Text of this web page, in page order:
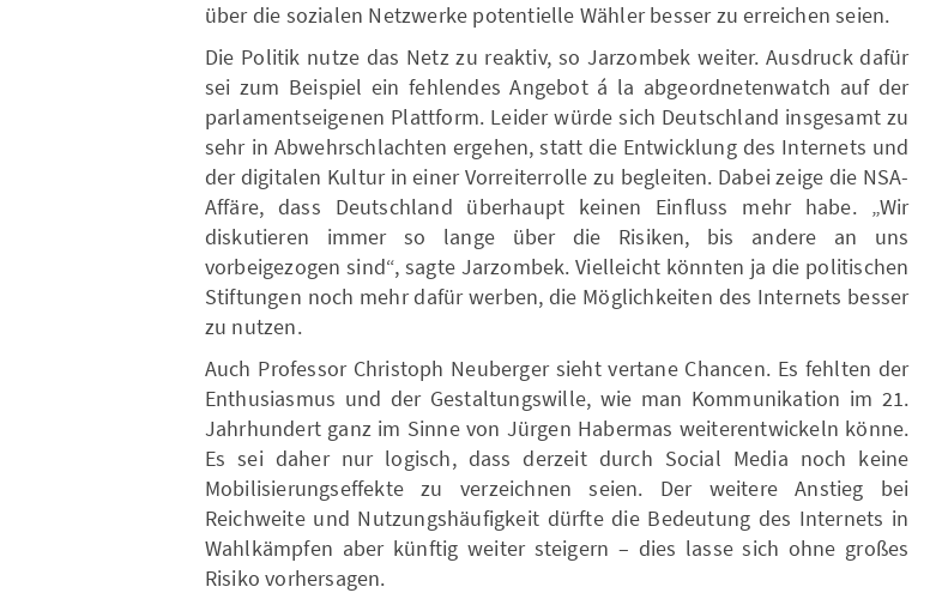
über die sozialen Netzwerke potentielle Wähler besser zu erreichen seien.
Die Politik nutze das Netz zu reaktiv, so Jarzombek weiter. Ausdruck dafür
sei zum Beispiel ein fehlendes Angebot á la abgeordnetenwatch auf der
parlamentseigenen Plattform. Leider würde sich Deutschland insgesamt zu
sehr in Abwehrschlachten ergehen, statt die Entwicklung des Internets und
der digitalen Kultur in einer Vorreiterrolle zu begleiten. Dabei zeige die NSA-
Affäre, dass Deutschland überhaupt keinen Einfluss mehr habe. „Wir
diskutieren immer so lange über die Risiken, bis andere an uns
vorbeigezogen sind“, sagte Jarzombek. Vielleicht könnten ja die politischen
Stiftungen noch mehr dafür werben, die Möglichkeiten des Internets besser
zu nutzen.
Auch Professor Christoph Neuberger sieht vertane Chancen. Es fehlten der
Enthusiasmus und der Gestaltungswille, wie man Kommunikation im 21.
Jahrhundert ganz im Sinne von Jürgen Habermas weiterentwickeln könne.
Es sei daher nur logisch, dass derzeit durch Social Media noch keine
Mobilisierungseffekte zu verzeichnen seien. Der weitere Anstieg bei
Reichweite und Nutzungshäufigkeit dürfte die Bedeutung des Internets in
Wahlkämpfen aber künftig weiter steigern – dies lasse sich ohne großes
Risiko vorhersagen.